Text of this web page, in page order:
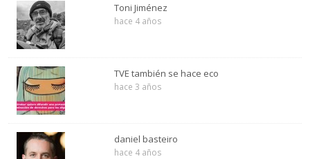
Toni Jiménez
hace 4 años
TVE también se hace eco
hace 3 años
daniel basteiro
hace 4 años